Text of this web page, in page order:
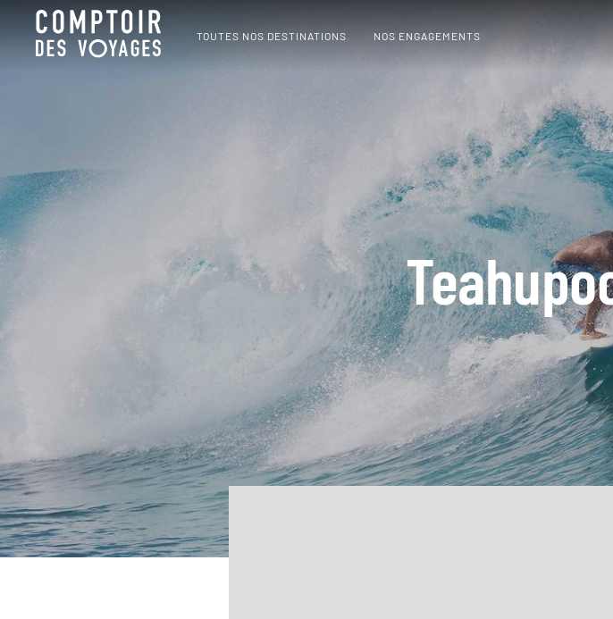
TOUTES NOS DESTINATIONS NOS ENGAGEMENTS